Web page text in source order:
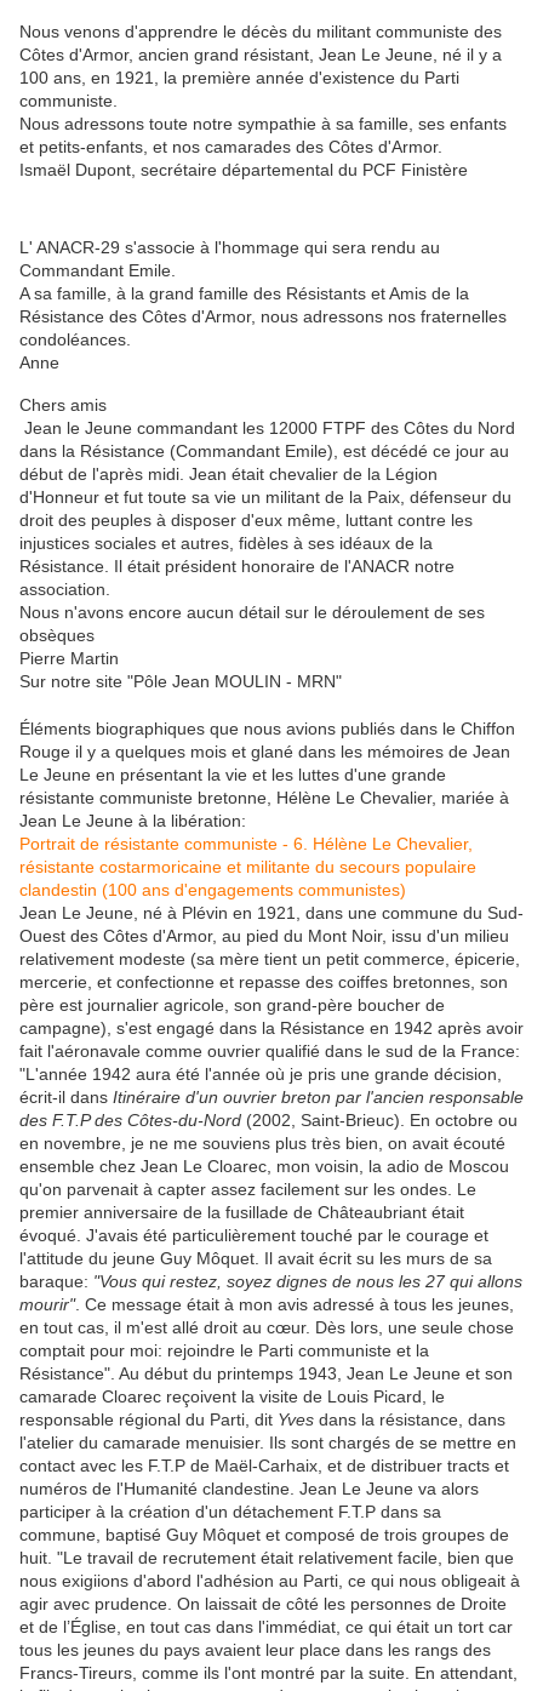
Nous venons d'apprendre le décès du militant communiste des
Côtes d'Armor, ancien grand résistant, Jean Le Jeune, né il y a
100 ans, en 1921, la première année d'existence du Parti
communiste.
Nous adressons toute notre sympathie à sa famille, ses enfants
et petits-enfants, et nos camarades des Côtes d'Armor.
Ismaël Dupont, secrétaire départemental du PCF Finistère
L' ANACR-29 s'associe à l'hommage qui sera rendu au
Commandant Emile.
A sa famille, à la grand famille des Résistants et Amis de la
Résistance des Côtes d'Armor, nous adressons nos fraternelles
condoléances.
Anne
Chers amis
Jean le Jeune commandant les 12000 FTPF des Côtes du Nord
dans la Résistance (Commandant Emile), est décédé ce jour au
début de l'après midi. Jean était chevalier de la Légion
d'Honneur et fut toute sa vie un militant de la Paix, défenseur du
droit des peuples à disposer d'eux même, luttant contre les
injustices sociales et autres, fidèles à ses idéaux de la
Résistance. Il était président honoraire de l'ANACR notre
association.
Nous n'avons encore aucun détail sur le déroulement de ses
obsèques
Pierre Martin
Sur notre site "Pôle Jean MOULIN - MRN"
Éléments biographiques que nous avions publiés dans le Chiffon
Rouge il y a quelques mois et glané dans les mémoires de Jean
Le Jeune en présentant la vie et les luttes d'une grande
résistante communiste bretonne, Hélène Le Chevalier, mariée à
Jean Le Jeune à la libération:
Portrait de résistante communiste - 6. Hélène Le Chevalier,
résistante costarmoricaine et militante du secours populaire
clandestin (100 ans d'engagements communistes)
Jean Le Jeune, né à Plévin en 1921, dans une commune du Sud-
Ouest des Côtes d'Armor, au pied du Mont Noir, issu d'un milieu
relativement modeste (sa mère tient un petit commerce, épicerie,
mercerie, et confectionne et repasse des coiffes bretonnes, son
père est journalier agricole, son grand-père boucher de
campagne), s'est engagé dans la Résistance en 1942 après avoir
fait l'aéronavale comme ouvrier qualifié dans le sud de la France:
"L'année 1942 aura été l'année où je pris une grande décision,
écrit-il dans Itinéraire d'un ouvrier breton par l'ancien responsable
des F.T.P des Côtes-du-Nord (2002, Saint-Brieuc). En octobre ou
en novembre, je ne me souviens plus très bien, on avait écouté
ensemble chez Jean Le Cloarec, mon voisin, la adio de Moscou
qu'on parvenait à capter assez facilement sur les ondes. Le
premier anniversaire de la fusillade de Châteaubriant était
évoqué. J'avais été particulièrement touché par le courage et
l'attitude du jeune Guy Môquet. Il avait écrit su les murs de sa
baraque: "Vous qui restez, soyez dignes de nous les 27 qui allons
mourir". Ce message était à mon avis adressé à tous les jeunes,
en tout cas, il m'est allé droit au cœur. Dès lors, une seule chose
comptait pour moi: rejoindre le Parti communiste et la
Résistance". Au début du printemps 1943, Jean Le Jeune et son
camarade Cloarec reçoivent la visite de Louis Picard, le
responsable régional du Parti, dit Yves dans la résistance, dans
l'atelier du camarade menuisier. Ils sont chargés de se mettre en
contact avec les F.T.P de Maël-Carhaix, et de distribuer tracts et
numéros de l'Humanité clandestine. Jean Le Jeune va alors
participer à la création d'un détachement F.T.P dans sa
commune, baptisé Guy Môquet et composé de trois groupes de
huit. "Le travail de recrutement était relativement facile, bien que
nous exigiions d'abord l'adhésion au Parti, ce qui nous obligeait à
agir avec prudence. On laissait de côté les personnes de Droite
et de l’Église, en tout cas dans l'immédiat, ce qui était un tort car
tous les jeunes du pays avaient leur place dans les rangs des
Francs-Tireurs, comme ils l'ont montré par la suite. En attendant,